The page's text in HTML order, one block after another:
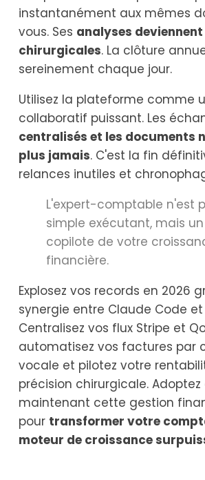
instantanément aux mêmes
vous. Ses analyses deviennent
chirurgicales. La clôture
sereinement chaque jour.
Utilisez la plateforme comme
collaboratif puissant. Les
centralisés et les documents
plus jamais. C'est la fin
relances inutiles et
L'expert-comptable n'est
simple exécutant, mais
copilote de votre
financière.
Explosez vos records en 2026
synergie entre Claude Code
Centralisez vos flux Stripe et
automatisez vos factures par
vocale et pilotez votre
précision chirurgicale. Adoptez
maintenant cette gestion
pour transformer votre
moteur de croissance